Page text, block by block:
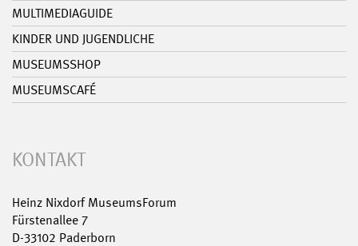
MULTIMEDIAGUIDE
KINDER UND JUGENDLICHE
MUSEUMSSHOP
MUSEUMSCAFÉ
KONTAKT
Heinz Nixdorf MuseumsForum
Fürstenallee 7
D-33102 Paderborn